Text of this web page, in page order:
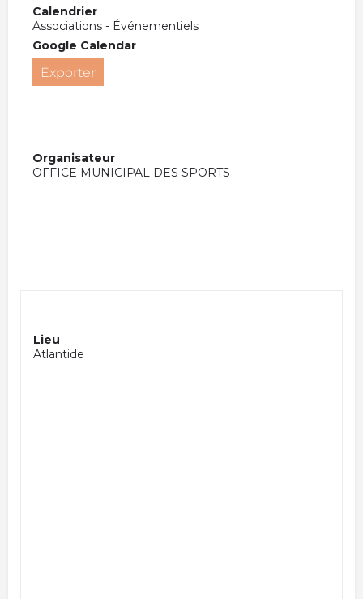
Calendrier
Associations - Événementiels
Google Calendar
Exporter
Organisateur
OFFICE MUNICIPAL DES SPORTS
Lieu
Atlantide